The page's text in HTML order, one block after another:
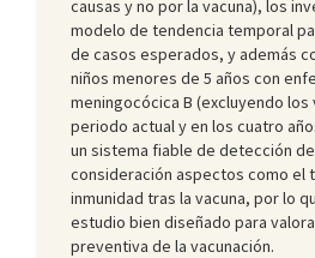
causas y no por la vacuna), los
modelo de tendencia temporal
de casos esperados, y además
niños menores de 5 años con
meningocócica B (excluyendo los
periodo actual y en los cuatro
un sistema fiable de detección
consideración aspectos como el
inmunidad tras la vacuna, por lo
estudio bien diseñado para
preventiva de la vacunación.